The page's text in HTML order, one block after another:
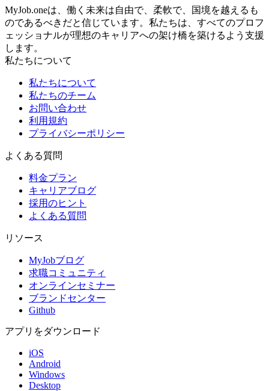
MyJob.oneは、働く未来は自由で、柔軟で、国境を越えるも
のであるべきだと信じています。私たちは、すべてのプロフ
ェッショナルが理想のキャリアへの架け橋を築けるよう支援
します。
私たちについて
私たちについて
私たちのチーム
お問い合わせ
利用規約
プライバシーポリシー
よくある質問
料金プラン
キャリアブログ
採用のヒント
よくある質問
リソース
MyJobブログ
求職コミュニティ
オンラインセミナー
ブランドセンター
Github
アプリをダウンロード
iOS
Android
Windows
Desktop